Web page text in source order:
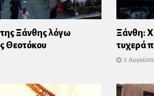
Ξάνθης λόγω
Θεοτόκου
Ξάνθη:
τυχερά
5